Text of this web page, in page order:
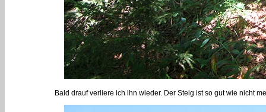
Bald drauf verliere ich ihn wieder. Der Steig ist so gut wie nicht